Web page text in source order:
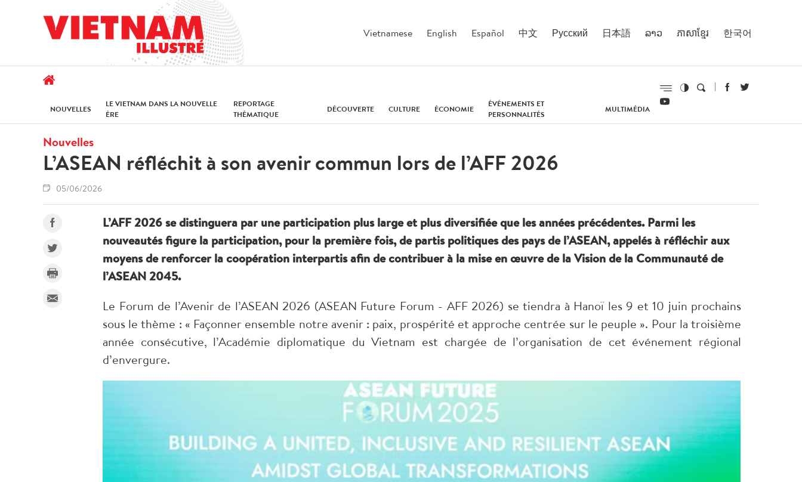
Vietnamese English Español 中文 Русский 日本語 ລາວ ភាសាខ្មែរ 한국어
NOUVELLES
LE VIETNAM DANS LA NOUVELLE
ÈRE
REPORTAGE
THÉMATIQUE
DÉCOUVERTE CULTURE ÉCONOMIE
ÉVÉNEMENTS ET
PERSONNALITÉS
MULTIMÉDIA
Nouvelles
L’ASEAN réfléchit à son avenir commun lors de l’AFF 2026
05/06/2026
L’AFF 2026 se distinguera par une participation plus large et plus diversifiée que les années précédentes. Parmi les
nouveautés figure la participation, pour la première fois, de partis politiques des pays de l’ASEAN, appelés à réfléchir aux
moyens de renforcer la coopération interpartis afin de contribuer à la mise en œuvre de la Vision de la Communauté de
l’ASEAN 2045.
Le Forum de l’Avenir de l’ASEAN 2026 (ASEAN Future Forum - AFF 2026) se tiendra à Hanoï les 9 et 10 juin prochains
sous le thème : « Façonner ensemble notre avenir : paix, prospérité et approche centrée sur le peuple ». Pour la troisième
année consécutive, l’Académie diplomatique du Vietnam est chargée de l’organisation de cet événement régional
d’envergure.